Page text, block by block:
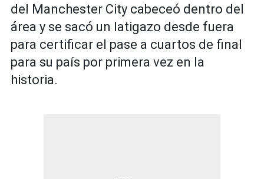
del Manchester City cabeceó dentro del
área y se sacó un latigazo desde fuera
para certificar el pase a cuartos de final
para su país por primera vez en la
historia.